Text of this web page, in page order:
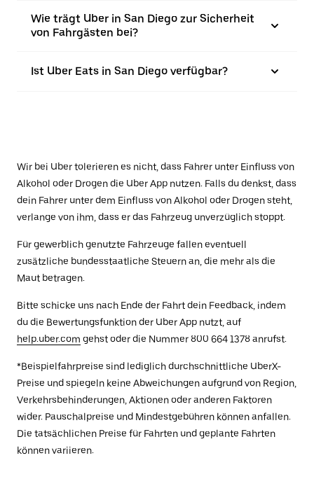
Wie trägt Uber in San Diego zur Sicherheit
von Fahrgästen bei?
Ist Uber Eats in San Diego verfügbar?
Wir bei Uber tolerieren es nicht, dass Fahrer unter Einfluss von
Alkohol oder Drogen die Uber App nutzen. Falls du denkst, dass
dein Fahrer unter dem Einfluss von Alkohol oder Drogen steht,
verlange von ihm, dass er das Fahrzeug unverzüglich stoppt.
Für gewerblich genutzte Fahrzeuge fallen eventuell
zusätzliche bundesstaatliche Steuern an, die mehr als die
Maut betragen.
Bitte schicke uns nach Ende der Fahrt dein Feedback, indem
du die Bewertungsfunktion der Uber App nutzt, auf
help.uber.com gehst oder die Nummer 800 664 1378 anrufst.
*Beispielfahrpreise sind lediglich durchschnittliche UberX-
Preise und spiegeln keine Abweichungen aufgrund von Region,
Verkehrsbehinderungen, Aktionen oder anderen Faktoren
wider. Pauschalpreise und Mindestgebühren können anfallen.
Die tatsächlichen Preise für Fahrten und geplante Fahrten
können variieren.